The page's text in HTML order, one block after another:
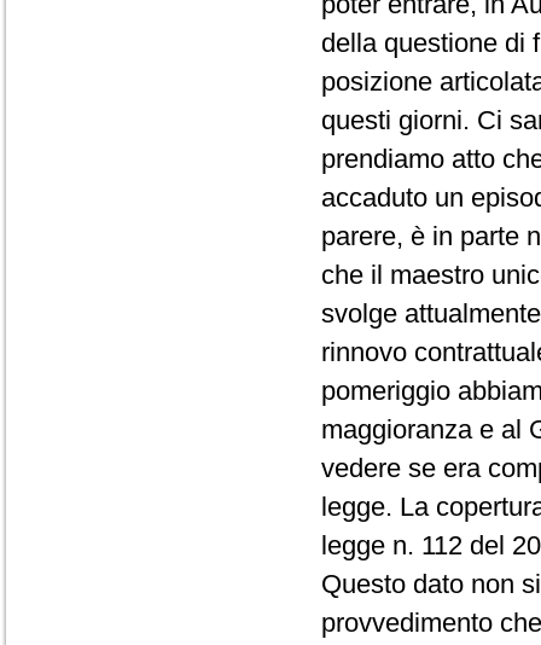
della questione di
posizione
questi giorni. Ci
prendiamo atto
accaduto un
parere, è in parte
che il maestro
svolge
rinnovo
pomeriggio
maggioranza e al
vedere se era
legge. La
legge n. 112 del
Questo dato non
provvedimento